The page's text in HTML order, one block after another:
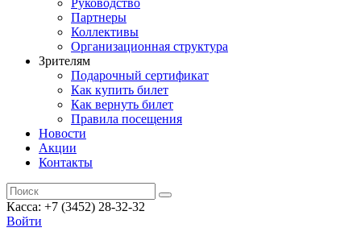
Руководство
Партнеры
Коллективы
Организационная структура
Зрителям
Подарочный сертификат
Как купить билет
Как вернуть билет
Правила посещения
Новости
Акции
Контакты
Касса: +7 (3452) 28-32-32
Войти